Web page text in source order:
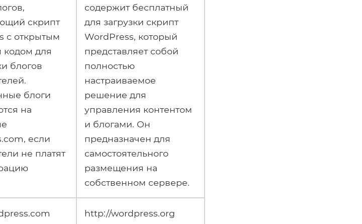
скрипт
с открытым
кодом для
блогов
блоги
на
если
не платят
содержит бесплатный
для загрузки скрипт
WordPress, который
представляет собой
полностью
настраиваемое
решение для
управления контентом
и блогами. Он
предназначен для
самостоятельного
размещения на
собственном сервере.
http://wordpress.org